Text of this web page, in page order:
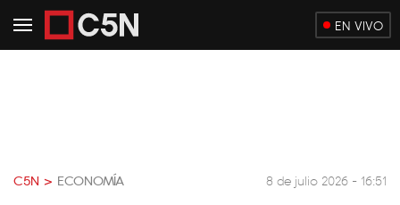
EN VIVO
C5N > ECONOMÍA 8 de julio 2026 - 16:51